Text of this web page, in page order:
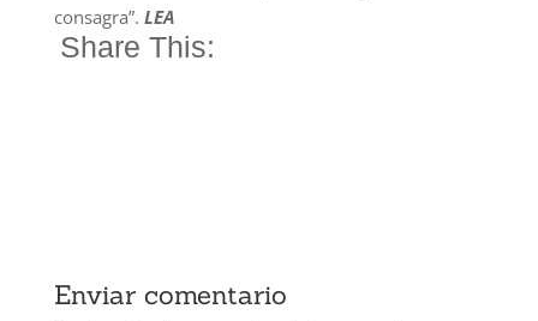
consagra”. LEA
Share This:
Enviar comentario